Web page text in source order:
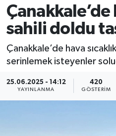
sahili doldu
Çanakkale’de hava
serinlemek isteyenler
25.06.2025 - 14:12
YAYINLANMA
420
GÖSTERIM
Ekonomi
Gündem
Magazin
Süper Lig Puan
Tüm Manşetler
Haber Arşivi